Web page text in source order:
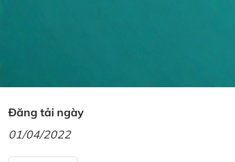
Đăng tải ngày
01/04/2022